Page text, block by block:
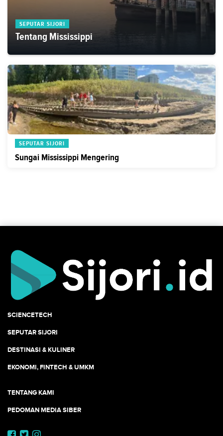
SEPUTAR SIJORI
Tentang Mississippi
SEPUTAR SIJORI
Sungai Mississippi Mengering
SCIENCETECH
SEPUTAR SIJORI
DESTINASI & KULINER
EKONOMI, FINTECH & UMKM
TENTANG KAMI
PEDOMAN MEDIA SIBER